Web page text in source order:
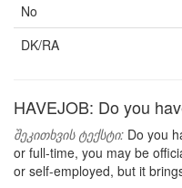
No
DK/RA
HAVEJOB: Do you
შეკითხვის ტექსტი: Do you
or full-time, you may be
or self-employed, but it